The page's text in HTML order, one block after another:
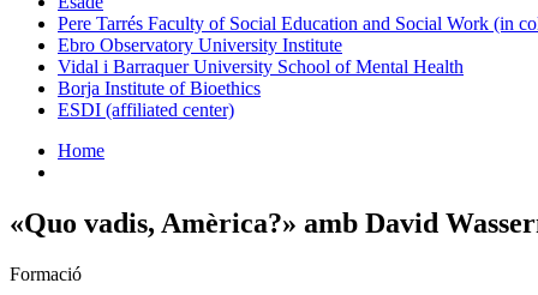
Pere Tarrés Faculty of Social Education and Social Work (in
Ebro Observatory University Institute
Vidal i Barraquer University School of Mental Health
Borja Institute of Bioethics
ESDI (affiliated center)
Home
«Quo vadis, Amèrica?» amb David
Formació